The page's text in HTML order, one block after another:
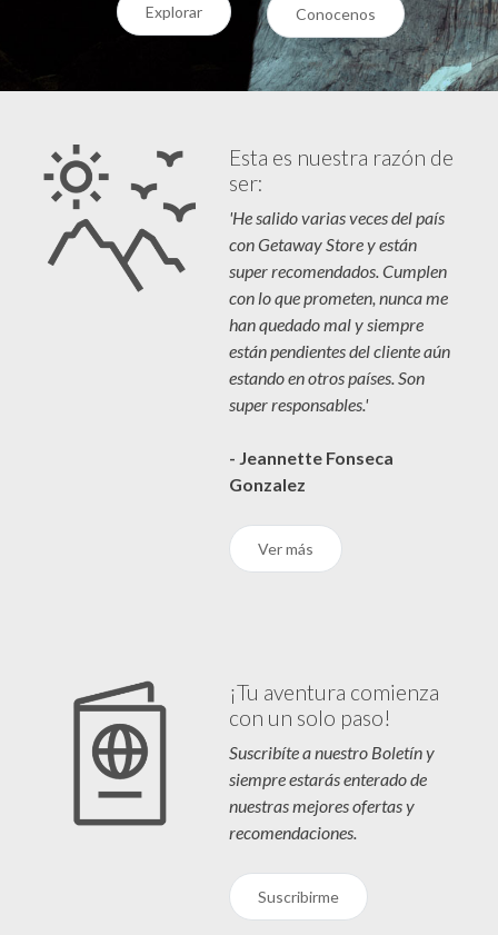
Explorar Conocenos
Esta es nuestra razón de
ser:
'He salido varias veces del país
con Getaway Store y están
super recomendados. Cumplen
con lo que prometen, nunca me
han quedado mal y siempre
están pendientes del cliente aún
estando en otros países. Son
super responsables.'
- Jeannette Fonseca
Gonzalez
Ver más
¡Tu aventura comienza
con un solo paso!
Suscribíte a nuestro Boletín y
siempre estarás enterado de
nuestras mejores ofertas y
recomendaciones.
Suscribirme